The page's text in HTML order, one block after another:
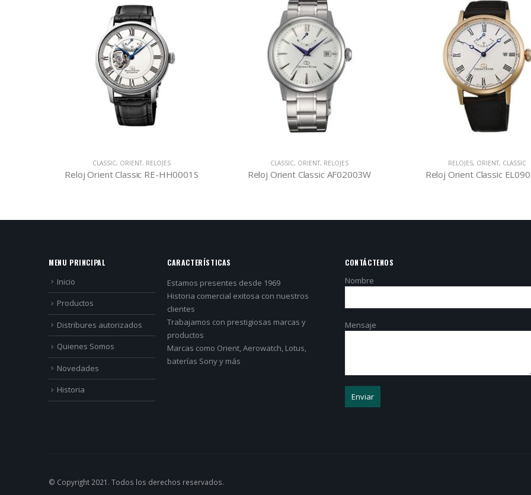
CLASSIC, ORIENT, RELOJES
Reloj Orient Classic RE-HH0001S
CLASSIC, ORIENT, RELOJES
Reloj Orient Classic AF02003W
RELOJES, ORIENT, CLASSIC
Reloj Orient Classic
MENU PRINCIPAL
Inicio
Productos
Distribures autorizados
Quienes Somos
Novedades
Historia
CARACTERÍSTICAS
Estamos presentes desde 1969
Historia comercial exitosa con nuestros
clientes
Trabajamos con prestigiosas marcas y
productos
Marcas como Orient, Aerowatch, Lotus,
baterías Sony y más
CONTÁCTENOS
Nombre
Mensaje
© Copyright 2021. Todos los derechos reservados.